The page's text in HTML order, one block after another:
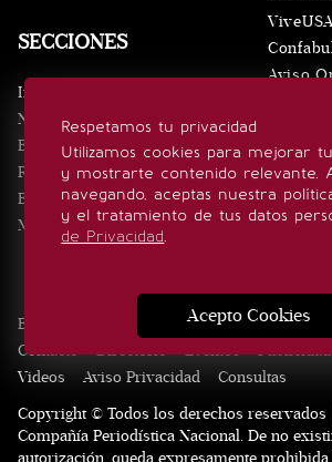
Respetamos tu privacidad
Utilizamos cookies para mejorar
y mostrarte contenido relevante.
navegando, aceptas nuestra
y el tratamiento de tus datos
de Privacidad.
Acepto Cookies
SECCIONES
Inicio
Noticias
Eventos
Realeza
Estilo de vida
Minuto x Minuto
Aviso
Edición Impresa Noticias Quiénes somos
Contacto
Directorio Eventos Publicidad
Videos
Aviso Privacidad
Consultas
Copyright © Todos los derechos reservados |
Compañía Periodística Nacional. De no
autorización, queda expresamente prohibida